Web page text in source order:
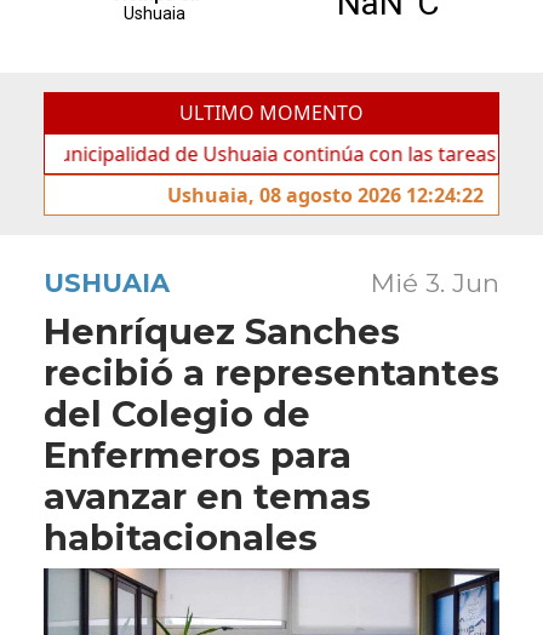
ULTIMO MOMENTO
de Ushuaia continúa con las tareas de
Ushuaia, 08 agosto 2026 12:24:22
USHUAIA Mié 3. Jun
Henríquez Sanches
recibió a representantes
del Colegio de
Enfermeros para
avanzar en temas
habitacionales